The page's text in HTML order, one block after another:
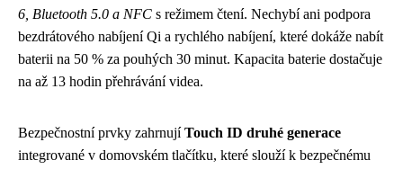
6, Bluetooth 5.0 a NFC s režimem čtení. Nechybí ani podpora
bezdrátového nabíjení Qi a rychlého nabíjení, které dokáže nabít
baterii na 50 % za pouhých 30 minut. Kapacita baterie dostačuje
na až 13 hodin přehrávání videa.
Bezpečnostní prvky zahrnujíTouch ID druhé generace
integrované v domovském tlačítku, které slouží k bezpečnému